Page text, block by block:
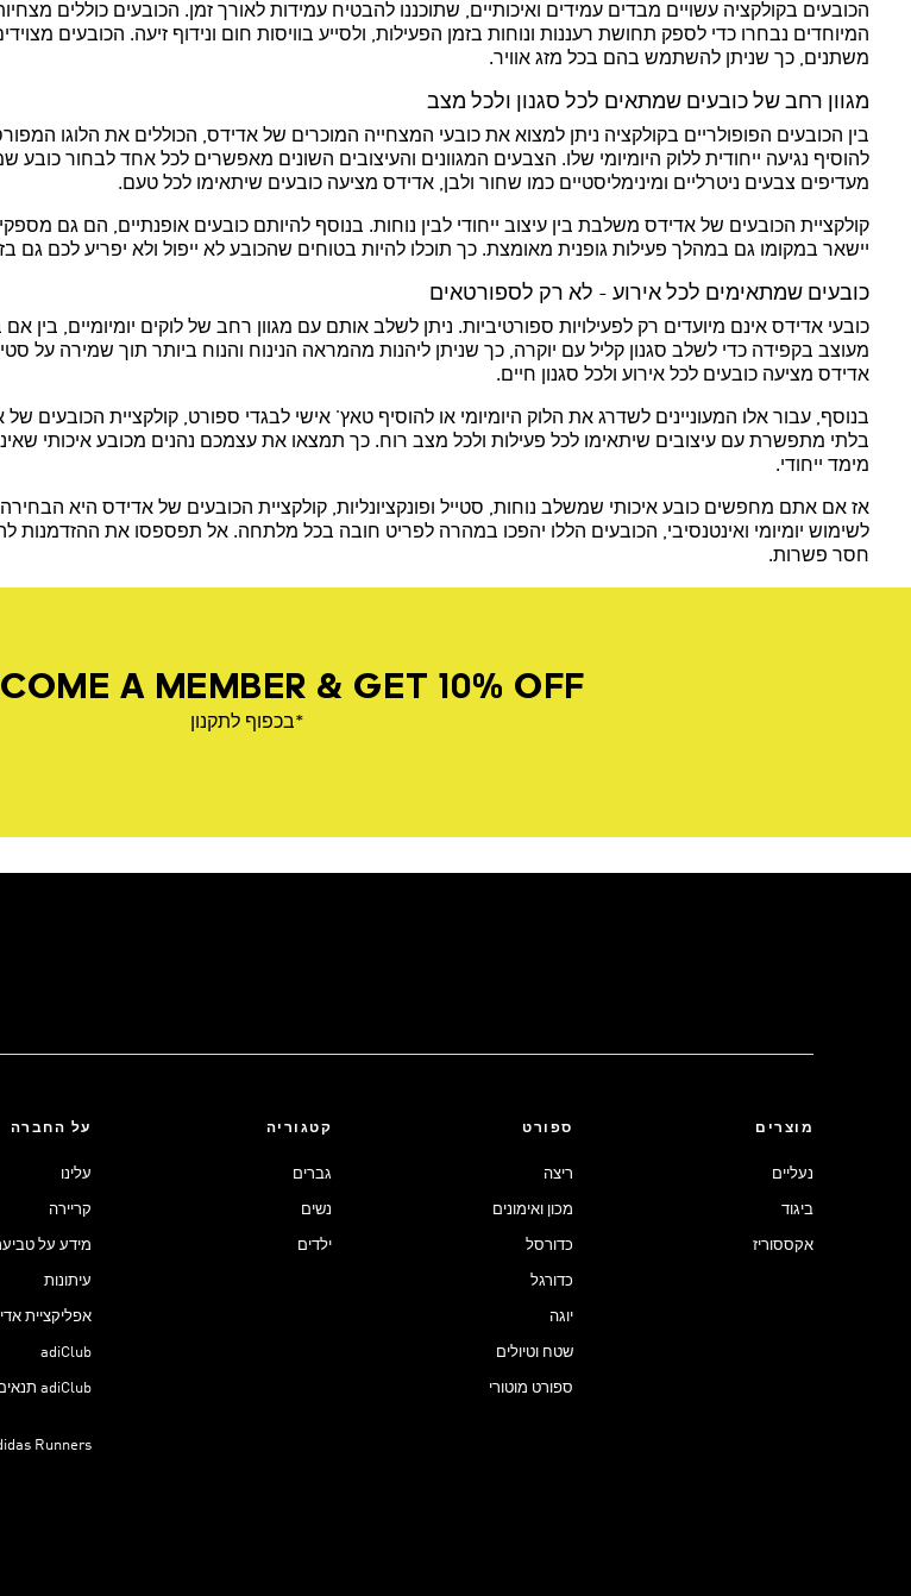
הכובעים בקולקציה עשויים מבדים עמידים ואיכותיים, שתוכננו להבטיח עמידות לאורך זמן. הכובעים כוללים
המיוחדים נבחרו כדי לספק תחושת רעננות ונוחות בזמן הפעילות, ולסייע בוויסות חום ונידוף זיעה. הכובעים
משתנים, כך שניתן להשתמש בהם בכל מזג אוויר.
מגוון רחב של כובעים שמתאים לכל סגנון ולכל מצב
בין הכובעים הפופולריים בקולקציה ניתן למצוא את כובעי המצחייה המוכרים של אדידס, הכוללים את הלוגו
להוסיף נגיעה ייחודית ללוק היומיומי שלו. הצבעים המגוונים והעיצובים השונים מאפשרים לכל אחד לבחור
מעדיפים צבעים ניטרליים ומינימליסטיים כמו שחור ולבן, אדידס מציעה כובעים שיתאימו לכל טעם.
קולקציית הכובעים של אדידס משלבת בין עיצוב ייחודי לבין נוחות. בנוסף להיותם כובעים אופנתיים, הם גם
יישאר במקומו גם במהלך פעילות גופנית מאומצת. כך תוכלו להיות בטוחים שהכובע לא ייפול ולא יפריע לכם גם
כובעים שמתאימים לכל אירוע - לא רק לספורטאים
כובעי אדידס אינם מיועדים רק לפעילויות ספורטיביות. ניתן לשלב אותם עם מגוון רחב של לוקים יומיומיים,
מעוצב בקפידה כדי לשלב סגנון קליל עם יוקרה, כך שניתן ליהנות מהמראה הנינוח והנוח ביותר תוך שמירה על
אדידס מציעה כובעים לכל אירוע ולכל סגנון חיים.
בנוסף, עבור אלו המעוניינים לשדרג את הלוק היומיומי או להוסיף טאץ' אישי לבגדי ספורט, קולקציית
בלתי מתפשרת עם עיצובים שיתאימו לכל פעילות ולכל מצב רוח. כך תמצאו את עצמכם נהנים מכובע איכותי
מימד ייחודי.
אז אם אתם מחפשים כובע איכותי שמשלב נוחות, סטייל ופונקציונליות, קולקציית הכובעים של אדידס היא
לשימוש יומיומי ואינטנסיבי, הכובעים הללו יהפכו במהרה לפריט חובה בכל מלתחה. אל תפספסו את ההזדמנות
חסר פשרות.
A MEMBER & GET 10% OFF
*בכפוף לתקנון
מוצרים
נעליים
ביגוד
אקססוריז
ספורט
ריצה
מכון ואימונים
כדורסל
כדורגל
יוגה
שטח וטיולים
ספורט מוטורי
קטגוריה
גברים
נשים
ילדים
על החברה
עלינו
קריירה
מידע על
עיתונות
אפליקציית
adiClub
adiClub תנאים והתניות
Runners